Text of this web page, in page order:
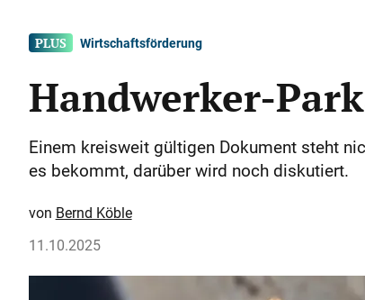
Wirtschaftsförderung
Handwerker-
Einem kreisweit gültigen Dokument steht
es bekommt, darüber wird noch diskutiert.
Bernd Köble
11.10.2025